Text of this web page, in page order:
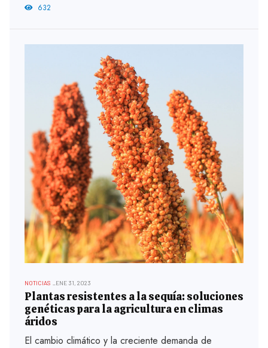
632
NOTICIAS ENE 31, 2023
Plantas resistentes a la sequía: soluciones
genéticas para la agricultura en climas
áridos
El cambio climático y la creciente demanda de